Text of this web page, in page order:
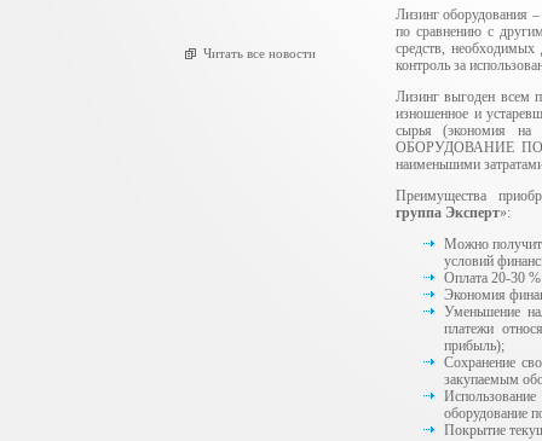
Читать все новости
Лизинг оборудования
по сравнению с
средств,
контроль за
Лизинг выгоден всем
изношенное и
сырья (экономия
ОБОРУДОВАНИЕ
наименьшими
Преимущества
группа Эксперт»:
Можно
условий
Оплата 20-30 %
Экономия
Уменьшение
платежи
прибыль);
Сохранение
закупаемым
оборудование
Покрытие